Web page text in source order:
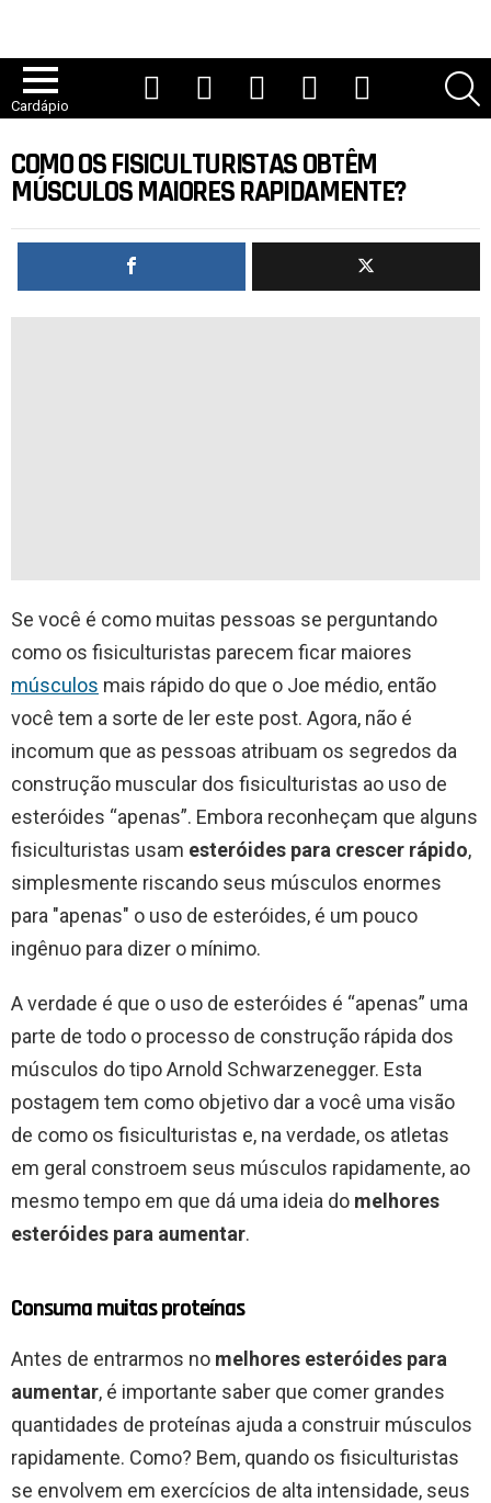
Cardápio
COMO OS FISICULTURISTAS OBTÊM
MÚSCULOS MAIORES RAPIDAMENTE?
Se você é como muitas pessoas se perguntando
como os fisiculturistas parecem ficar maiores
músculos mais rápido do que o Joe médio, então
você tem a sorte de ler este post. Agora, não é
incomum que as pessoas atribuam os segredos da
construção muscular dos fisiculturistas ao uso de
esteróides “apenas”. Embora reconheçam que alguns
fisiculturistas usam esteróides para crescer rápido,
simplesmente riscando seus músculos enormes
para "apenas" o uso de esteróides, é um pouco
ingênuo para dizer o mínimo.
A verdade é que o uso de esteróides é “apenas” uma
parte de todo o processo de construção rápida dos
músculos do tipo Arnold Schwarzenegger. Esta
postagem tem como objetivo dar a você uma visão
de como os fisiculturistas e, na verdade, os atletas
em geral constroem seus músculos rapidamente, ao
mesmo tempo em que dá uma ideia do melhores
esteróides para aumentar.
Consuma muitas proteínas
Antes de entrarmos no melhores esteróides para
aumentar, é importante saber que comer grandes
quantidades de proteínas ajuda a construir músculos
rapidamente. Como? Bem, quando os fisiculturistas
se envolvem em exercícios de alta intensidade, seus